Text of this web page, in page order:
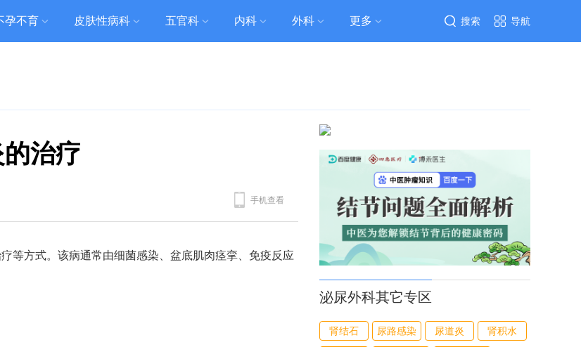
孕不育 皮肤性病科 五官科 内科 外科 更多 导航
搜索
治疗
手机查看
等方式。该病通常由细菌感染、盆底肌肉痉挛、免疫反应
泌尿外科其它专区
肾结石 尿路感染 尿道炎 肾积水